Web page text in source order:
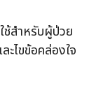
สำหรับผู้ป่วย
ะไขข้อคล่องใจ